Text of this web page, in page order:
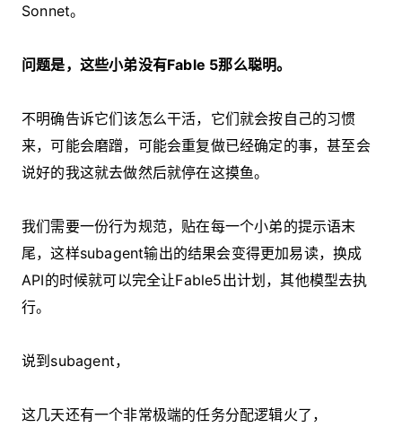
Sonnet。
问题是，这些小弟没有Fable 5那么聪明。
不明确告诉它们该怎么干活，它们就会按自己的习惯
来，可能会磨蹭，可能会重复做已经确定的事，甚至会
说好的我这就去做然后就停在这摸鱼。
我们需要一份行为规范，贴在每一个小弟的提示语末
尾，这样subagent输出的结果会变得更加易读，换成
API的时候就可以完全让Fable5出计划，其他模型去执
行。
说到subagent，
这几天还有一个非常极端的任务分配逻辑火了，